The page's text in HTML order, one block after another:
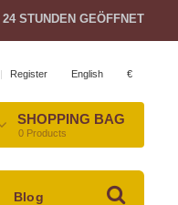
24 STUNDEN GEÖFFNET
| Register English €
SHOPPING BAG
0 Products
Blog